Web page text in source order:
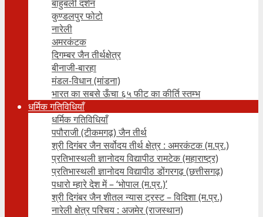
बाहुबली दर्शन
कुण्डलपुर फोटो
नारेली
अमरकंटक
दिगम्बर जैन तीर्थक्षेत्र
बीनाजी-बारहा
मंडल-विधान (मांडना)
भारत का सबसे ऊँचा ६५ फीट का कीर्ति स्तम्भ
धर्मिक गतिविधियाँ
धर्मिक गतिविधियाँ
पपौराजी (टीकमगढ़) जैन तीर्थ
श्री दिगंबर जैन सर्वोदय तीर्थ क्षेत्र : अमरकंटक (म.प्र.)
प्रतिभास्थली ज्ञानोदय विद्यापीठ रामटेक (महाराष्ट्र)
प्रतिभास्थली ज्ञानोदय विद्यापीठ डोंगरगढ़ (छत्तीसगढ़)
पधारो म्हारे देश में – ‘भोपाल (म.प्र.)’
श्री दिगंबर जैन शीतल न्यास ट्रस्ट – विदिशा (म.प्र.)
नारेली क्षेत्र परिचय : अजमेर (राजस्थान)